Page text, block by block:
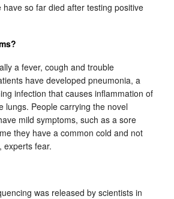
have so far died after testing positive
a fever, cough and trouble
have developed pneumonia, a
infection that causes inflammation of
lungs. People carrying the novel
mild symptoms, such as a sore
they have a common cold and not
experts fear.
was released by scientists in